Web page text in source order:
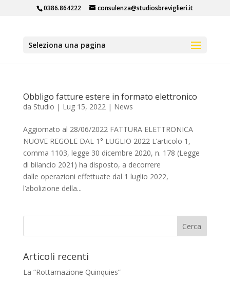
0386.864222 consulenza@studiosbreviglieri.it
Seleziona una pagina
Obbligo fatture estere in formato elettronico
da Studio | Lug 15, 2022| News
Aggiornato al 28/06/2022 FATTURA ELETTRONICA
NUOVE REGOLE DAL 1° LUGLIO 2022 L’articolo 1,
comma 1103, legge 30 dicembre 2020, n. 178 (Legge
di bilancio 2021) ha disposto, a decorrere
dalle operazioni effettuate dal 1 luglio 2022,
l’abolizione della...
Articoli recenti
La “Rottamazione Quinquies”